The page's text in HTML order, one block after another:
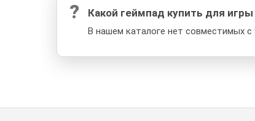
? Какой геймпад купить для
В нашем каталоге нет совместимых с